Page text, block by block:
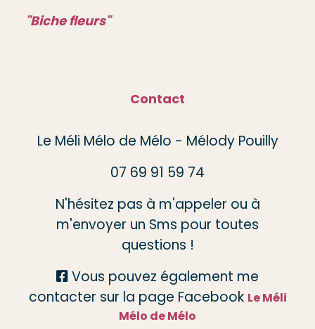
"Biche fleurs"
Contact
Le Méli Mélo de Mélo - Mélody Pouilly
07 69 91 59 74
N'hésitez pas à m'appeler ou à
m'envoyer un Sms pour toutes
questions !
 Vous pouvez également me
contacter sur la page Facebook Le Méli
Mélo de Mélo